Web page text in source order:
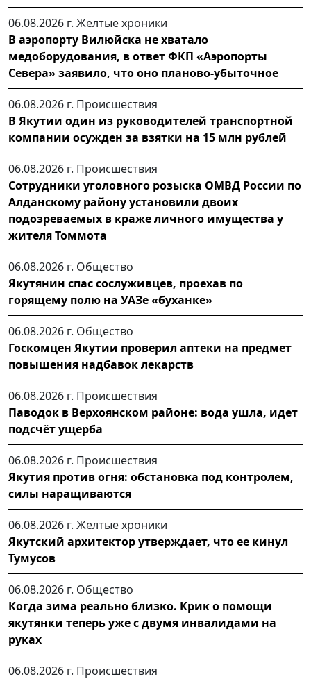
06.08.2026 г. Желтые хроники
В аэропорту Вилюйска не хватало
медоборудования, в ответ ФКП «Аэропорты
Севера» заявило, что оно планово-убыточное
06.08.2026 г. Происшествия
В Якутии один из руководителей транспортной
компании осужден за взятки на 15 млн рублей
06.08.2026 г. Происшествия
Сотрудники уголовного розыска ОМВД России по
Алданскому району установили двоих
подозреваемых в краже личного имущества у
жителя Томмота
06.08.2026 г. Общество
Якутянин спас сослуживцев, проехав по
горящему полю на УАЗе «буханке»
06.08.2026 г. Общество
Госкомцен Якутии проверил аптеки на предмет
повышения надбавок лекарств
06.08.2026 г. Происшествия
Паводок в Верхоянском районе: вода ушла, идет
подсчёт ущерба
06.08.2026 г. Происшествия
Якутия против огня: обстановка под контролем,
силы наращиваются
06.08.2026 г. Желтые хроники
Якутский архитектор утверждает, что ее кинул
Тумусов
06.08.2026 г. Общество
Когда зима реально близко. Крик о помощи
якутянки теперь уже с двумя инвалидами на
руках
06.08.2026 г. Происшествия